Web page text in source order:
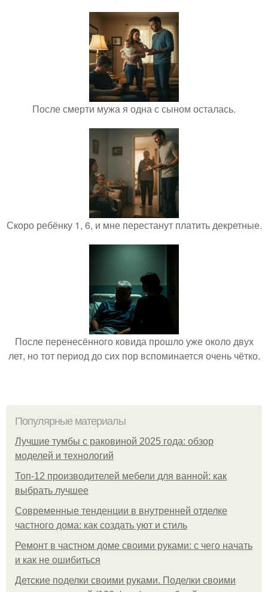
После смерти мужа я одна с сыном осталась.
Скоро ребёнку 1, 6, и мне перестанут платить декретные.
После перенесённого ковида прошло уже около двух
лет, но тот период до сих пор вспоминается очень чётко.
Популярные материалы
Лучшие тумбы с раковиной 2025 года: обзор
моделей и технологий
Топ-12 производителей мебели для ванной: как
выбрать лучшее
Современные тенденции в внутренней отделке
частного дома: как создать уют и стиль
Ремонт в частном доме своими руками: с чего начать
и как не ошибиться
Детские поделки своими руками. Поделки своими